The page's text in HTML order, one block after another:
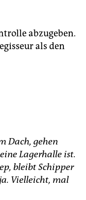
abzugeben.
als den
Dach, gehen
Lagerhalle ist.
bleibt Schipper
Vielleicht, mal